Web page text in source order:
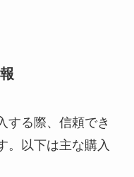
する際、信頼でき
。以下は主な購入